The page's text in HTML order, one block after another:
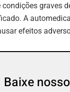
graves
A
efeitos
Baixe